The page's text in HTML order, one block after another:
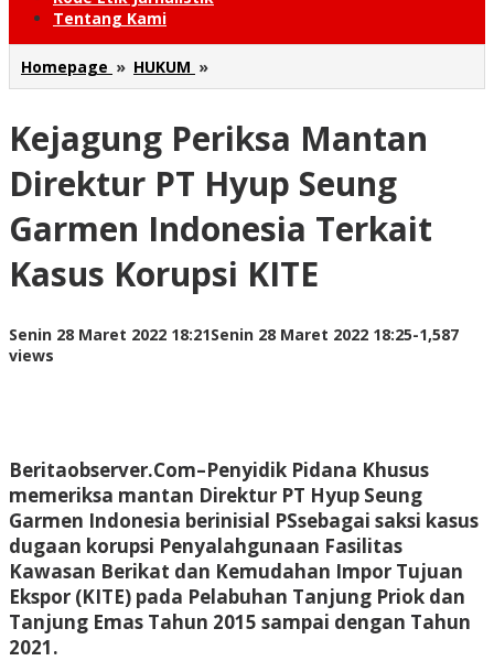
Tentang Kami
Homepage » HUKUM »
Periksa
Direktur
PT
Hyup
Seung
Indonesia
Kasus
Kejagung Periksa Mantan
Direktur PT Hyup Seung
Garmen Indonesia Terkait
Kasus Korupsi KITE
Senin 28 Maret 2022 18:21Senin 28 Maret 2022 18:25oleh
-1,587
views
Beritaobserver.Com–Penyidik Pidana Khusus
memeriksa mantan Direktur PT Hyup Seung
Garmen Indonesia berinisial PSsebagai saksi kasus
dugaan korupsi Penyalahgunaan Fasilitas
Kawasan Berikat dan Kemudahan Impor Tujuan
Ekspor (KITE) pada Pelabuhan Tanjung Priok dan
Tanjung Emas Tahun 2015 sampai dengan Tahun
2021.